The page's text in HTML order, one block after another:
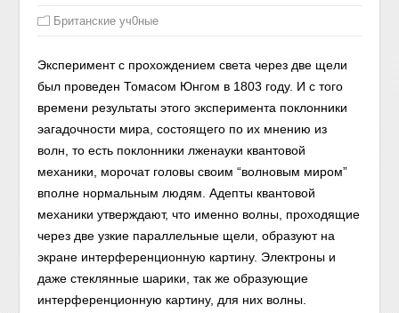
Британские уч0ные
Эксперимент с прохождением света через две щели
был проведен Томасом Юнгом в 1803 году. И с того
времени результаты этого эксперимента поклонники
эагадочности мира, состоящего по их мнению из
волн, то есть поклонники лженауки квантовой
механики, морочат головы своим “волновым миром”
вполне нормальным людям. Адепты квантовой
механики утверждают, что именно волны, проходящие
через две узкие параллельные щели, образуют на
экране интерференционную картину. Электроны и
даже стеклянные шарики, так же образующие
интерференционную картину, для них волны.